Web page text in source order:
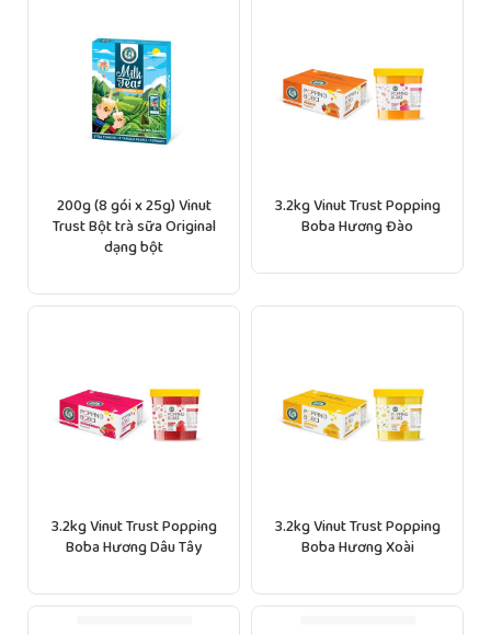
200g (8 gói x 25g) Vinut
Trust Bột trà sữa Original
dạng bột
3.2kg Vinut Trust Popping
Boba Hương Đào
3.2kg Vinut Trust Popping
Boba Hương Dâu Tây
3.2kg Vinut Trust Popping
Boba Hương Xoài